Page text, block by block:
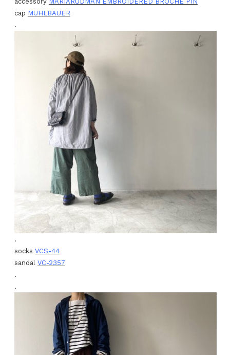
cap MUHLBAUER
.
.
socks VCS-44
sandal VC-2357
.
.